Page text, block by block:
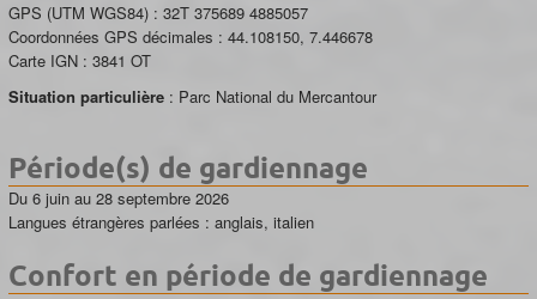
GPS (UTM WGS84) : 32T 375689 4885057
Coordonnées GPS décimales : 44.108150, 7.446678
Carte IGN : 3841 OT
Situation particulière : Parc National du Mercantour
Période(s) de gardiennage
Du 6 juin au 28 septembre 2026
Langues étrangères parlées : anglais, italien
Confort en période de gardiennage